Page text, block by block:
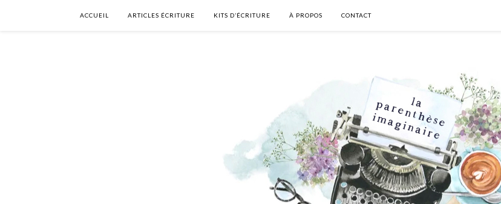
ACCUEIL ARTICLES ÉCRITURE KITS D’ÉCRITURE À PROPOS CONTACT